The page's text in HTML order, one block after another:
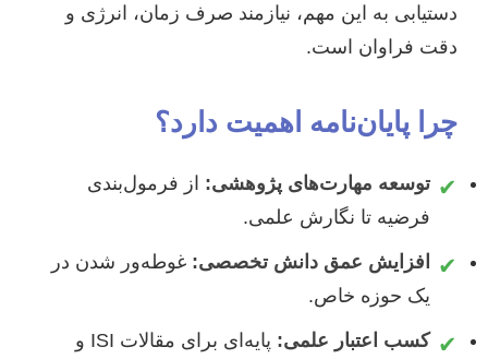
دستیابی به این مهم، نیازمند صرف زمان، انرژی و
دقت فراوان است.
چرا پایان‌نامه اهمیت دارد؟
✔ توسعه مهارت‌های پژوهشی: از فرمول‌بندی
فرضیه تا نگارش علمی.
✔ افزایش عمق دانش تخصصی: غوطه‌ور شدن در
یک حوزه خاص.
✔ کسب اعتبار علمی:
پایه‌ای برای مقالات ISI و